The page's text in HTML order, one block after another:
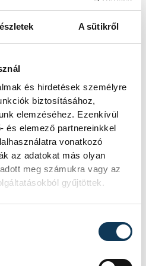
A sütikről
és hirdetések személyre
biztosításához,
elemzéséhez. Ezenkívül
és elemező partnereinkkel
vonatkozó
az adatokat más olyan
meg számukra vagy az
gyűjtöttek.
ahogy a
a világ Ukrajnában
a Föld számos instabil
a líbiai
Közép-
Itt mindenhol az
szolgálták ki, legyen
vagy
is látszott.